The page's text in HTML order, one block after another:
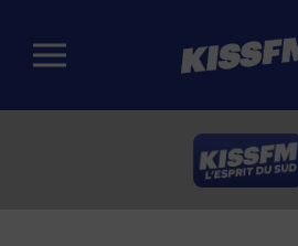
Passer au contenu principal